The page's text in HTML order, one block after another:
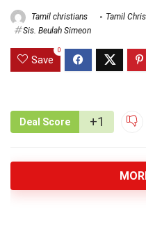
Tamil christians
Tamil
Sis. Beulah Simeon
Save
0
Deal Score +1